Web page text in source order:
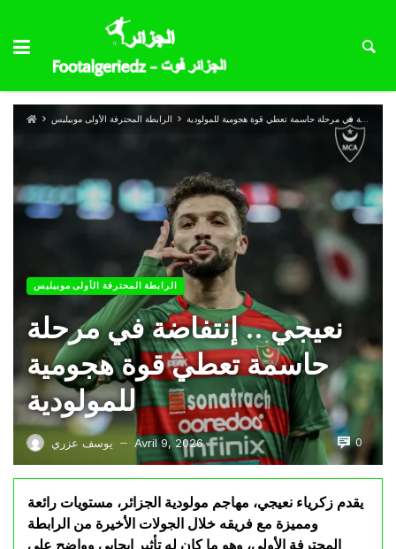
الرابطة المحترفة الأولى موبيليس نعيجي .. إنتفاضة في مرحلة حاسمة تعطي قوة هجومية للمولودية
الرابطة المحترفة الأولى موبيليس
نعيجي .. إنتفاضة في مرحلة
حاسمة تعطي قوة هجومية
للمولودية
يوسف عزري — Avril 9, 2026 0
يقدم زكرياء نعيجي، مهاجم مولودية الجزائر، مستويات رائعة
ومميزة مع فريقه خلال الجولات الأخيرة من الرابطة
المحترفة الأولى، وهو ما كان له تأثير إيجابي وواضح على